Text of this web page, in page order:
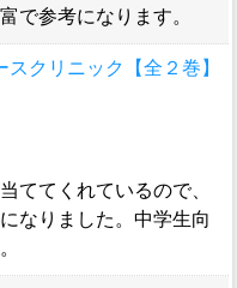
で参考になります。
クリニック【全２巻】
ててくれているので、
なりました。中学生向